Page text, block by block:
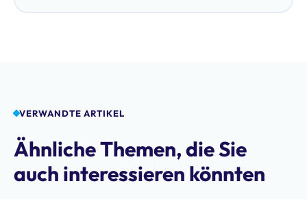
VERWANDTE ARTIKEL
Ähnliche Themen, die Sie
auch interessieren könnten